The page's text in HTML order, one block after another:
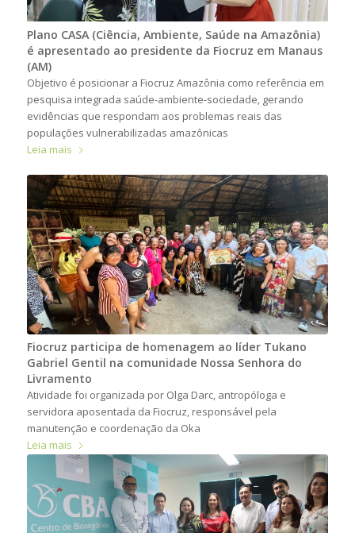
Plano CASA (Ciência, Ambiente, Saúde na Amazônia)
é apresentado ao presidente da Fiocruz em Manaus
(AM)
Objetivo é posicionar a Fiocruz Amazônia como referência em
pesquisa integrada saúde-ambiente-sociedade, gerando
evidências que respondam aos problemas reais das
populações vulnerabilizadas amazônicas
Leia mais
Fiocruz participa de homenagem ao líder Tukano
Gabriel Gentil na comunidade Nossa Senhora do
Livramento
Atividade foi organizada por Olga Darc, antropóloga e
servidora aposentada da Fiocruz, responsável pela
manutenção e coordenação da Oka
Leia mais